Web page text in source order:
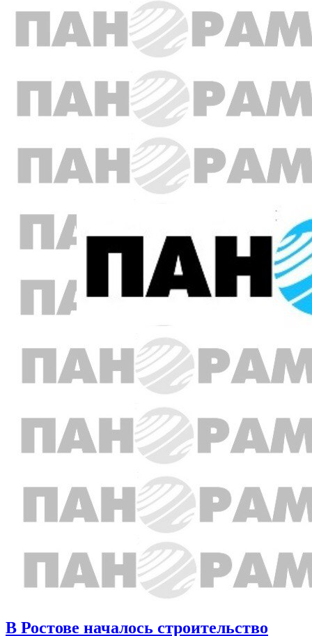
В Ростове началось строительство